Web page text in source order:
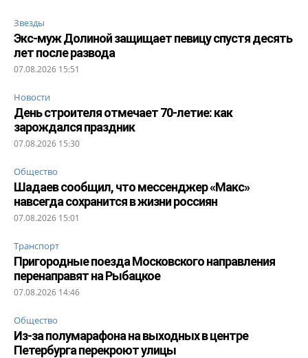
Звезды
Экс-муж Долиной защищает певицу спустя десять
лет после развода
07.08.2026 15:51
Новости
День строителя отмечает 70-летие: как
зарождался праздник
07.08.2026 15:30
Общество
Шадаев сообщил, что мессенджер «Макс»
навсегда сохранится в жизни россиян
07.08.2026 15:01
Транспорт
Пригородные поезда Московского направления
перенаправят на Рыбацкое
07.08.2026 14:46
Общество
Из-за полумарафона на выходных в центре
Петербурга перекроют улицы